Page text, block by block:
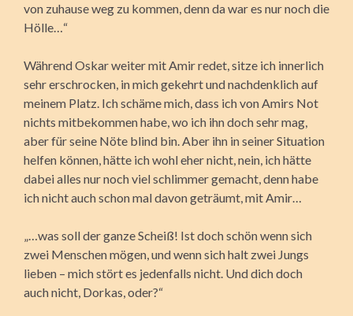
von zuhause weg zu kommen, denn da war es nur noch die
Hölle…“
Während Oskar weiter mit Amir redet, sitze ich innerlich
sehr erschrocken, in mich gekehrt und nachdenklich auf
meinem Platz. Ich schäme mich, dass ich von Amirs Not
nichts mitbekommen habe, wo ich ihn doch sehr mag,
aber für seine Nöte blind bin. Aber ihn in seiner Situation
helfen können, hätte ich wohl eher nicht, nein, ich hätte
dabei alles nur noch viel schlimmer gemacht, denn habe
ich nicht auch schon mal davon geträumt, mit Amir…
„…was soll der ganze Scheiß! Ist doch schön wenn sich
zwei Menschen mögen, und wenn sich halt zwei Jungs
lieben – mich stört es jedenfalls nicht. Und dich doch
auch nicht, Dorkas, oder?“